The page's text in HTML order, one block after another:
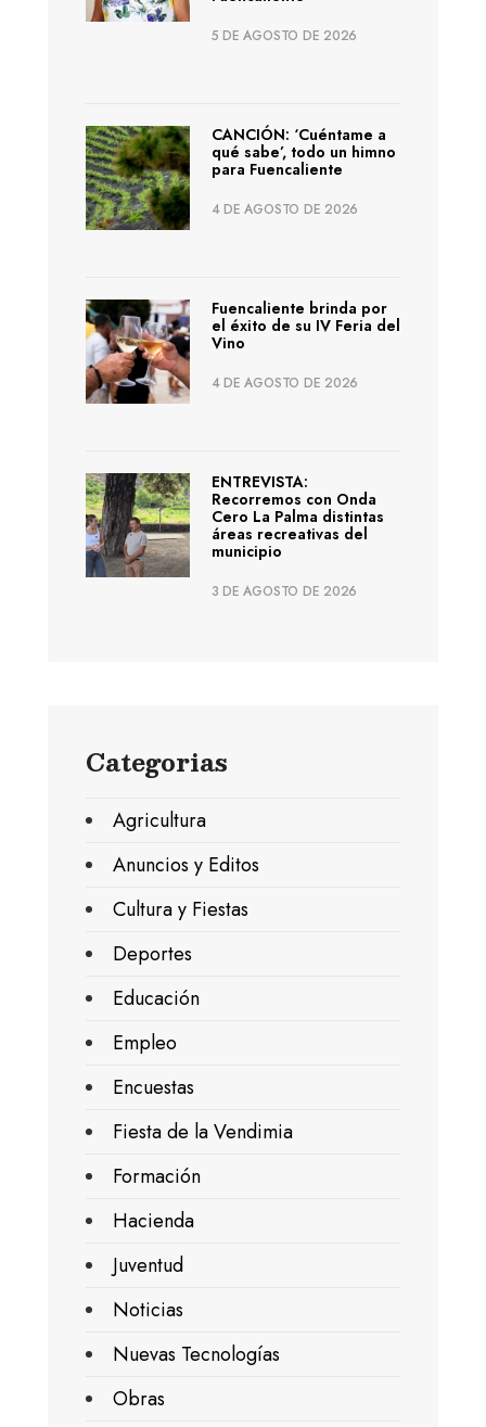
5 DE AGOSTO DE 2026
CANCIÓN: ‘Cuéntame a
qué sabe’, todo un himno
para Fuencaliente
4 DE AGOSTO DE 2026
Fuencaliente brinda por
el éxito de su IV Feria del
Vino
4 DE AGOSTO DE 2026
ENTREVISTA:
Recorremos con Onda
Cero La Palma distintas
áreas recreativas del
municipio
3 DE AGOSTO DE 2026
Categorias
Agricultura
Anuncios y Editos
Cultura y Fiestas
Deportes
Educación
Empleo
Encuestas
Fiesta de la Vendimia
Formación
Hacienda
Juventud
Noticias
Nuevas Tecnologías
Obras